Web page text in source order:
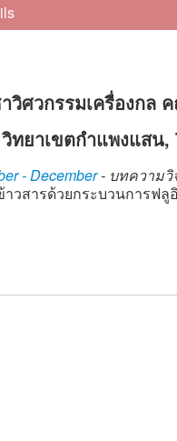
วิศวกรรมเครื่องกล
ทยาเขตกำแพงแสน,
- December- บทความวิ
วสารด้วยกระบวนการฟลู